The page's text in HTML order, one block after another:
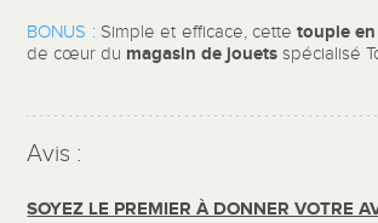
BONUS :Simple et efficace, cettetoupie
de cœur du magasin de jouets spécialisé
Avis :
SOYEZ LE PREMIER À DONNER VOTRE